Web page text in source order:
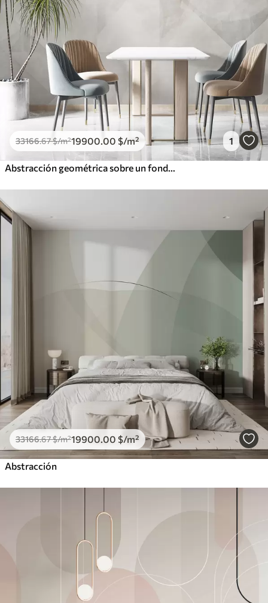
33166.67$/m²19900 .00 $/m² 1
33166.67$/m²19900 .00 $/m²
Abstracción